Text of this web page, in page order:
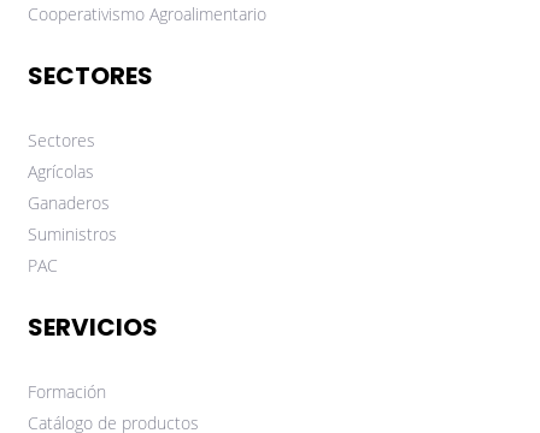
Cooperativismo Agroalimentario
SECTORES
Sectores
Agrícolas
Ganaderos
Suministros
PAC
SERVICIOS
Formación
Catálogo de productos